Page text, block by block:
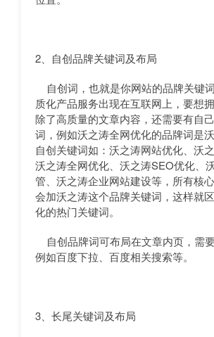
2、自创品牌关键词及布局
自创词，也就是你网站的品牌关键
质化产品服务出现在互联网上，要想
除了高质量的文章内容，还需要有自
词，例如沃之涛全网优化的品牌词是
自创关键词如：沃之涛网站优化、沃之
沃之涛全网优化、沃之涛SEO优化、
管、沃之涛企业网站建设等，所有核
会加沃之涛这个品牌关键词，这样就
化的热门关键词。
自创品牌词可布局在文章内页，需
例如百度下拉、百度相关搜索等。
3、长尾关键词及布局